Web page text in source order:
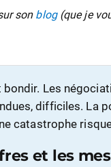
son blog(que je
Les
difficiles. La
catastrophe
et les